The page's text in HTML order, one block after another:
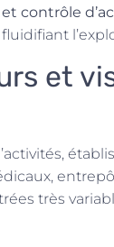
contrôle
et
très